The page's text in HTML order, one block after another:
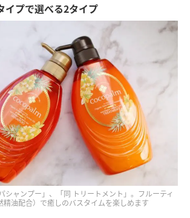
イプで選べる2タイプ
シャンプー」、「同 トリートメント」。フルーティ
精油配合）で癒しのバスタイムを楽しめます